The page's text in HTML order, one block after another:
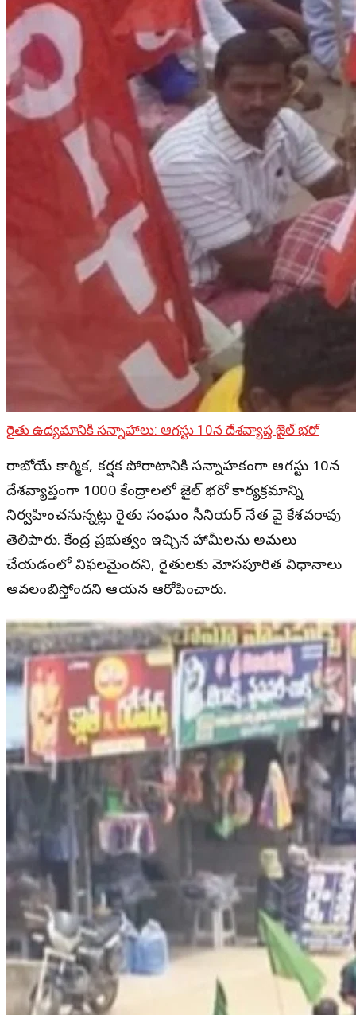
రైతు ఉద్యమానికి సన్నాహాలు: ఆగస్టు 10న దేశవ్యాప్త జైల్ భరో
రాబోయే కార్మిక, కర్షక పోరాటానికి సన్నాహకంగా ఆగస్టు 10న
దేశవ్యాప్తంగా 1000 కేంద్రాలలో జైల్ భరో కార్యక్రమాన్ని
నిర్వహించనున్నట్లు రైతు సంఘం సీనియర్ నేత వై కేశవరావు
తెలిపారు. కేంద్ర ప్రభుత్వం ఇచ్చిన హామీలను అమలు
చేయడంలో విఫలమైందని, రైతులకు మోసపూరిత విధానాలు
అవలంబిస్తోందని ఆయన ఆరోపించారు.